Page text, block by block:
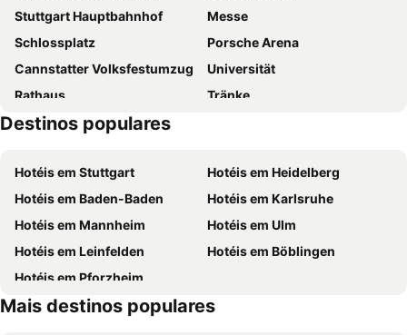
campuszwei Hotel & Boardinghouse
Hotel Sonnenhof Aspach
Hotel Post mit Klimaanlage
Stuttgart Hauptbahnhof
Messe
Schlossplatz
Porsche Arena
Cannstatter Volksfestumzug
Universität
Rathaus
Tränke
Mercedes-Benz Museum
Mercedes-Benz Arena
Stuttgarter Weihnachtsmarkt
Degerloch
Hohenheim
Plieningen
Bahnhof Ludwigsburg
Alte Kelter
Erlebnispark Tripsdrill
Croco Island
Burg Stettenfels
Seeschloss Monrepos
Destinos populares
Hotéis em Stuttgart
Hotéis em Heidelberg
Hotéis em Baden-Baden
Hotéis em Karlsruhe
Hotéis em Mannheim
Hotéis em Ulm
Hotéis em Leinfelden
Hotéis em Böblingen
Hotéis em Pforzheim
Mais destinos populares